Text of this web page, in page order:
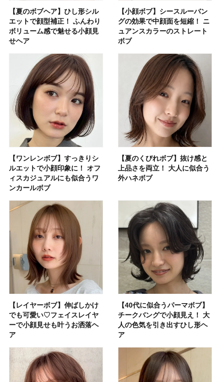
【夏のボブヘア】ひし形シル
エットで顔型補正！ ふんわり
ボリューム感で魅せる小顔見
せヘア
【小顔ボブ】シースルーバン
グの効果で中顔面を短縮！ ニ
ュアンスカラーのストレート
ボブ
【ワンレンボブ】すっきりシ
ルエットで小顔印象に！ オフ
ィスカジュアルにも似合うワ
ンカールボブ
【夏のくびれボブ】抜け感と
上品さを両立！ 大人に似合う
外ハネボブ
【レイヤーボブ】伸ばしかけ
でも可愛い♡フェイスレイヤ
ーで小顔見せも叶うお洒落ヘ
ア
【40代に似合うパーマボブ】
チークバングで小顔見え！ 大
人の色気を引き出すひし形ヘ
ア